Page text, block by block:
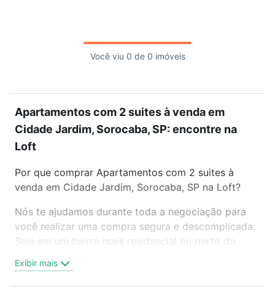
Você viu 0 de 0 imóveis
Apartamentos com 2 suites à venda em
Cidade Jardim, Sorocaba, SP: encontre na
Loft
Por que comprar Apartamentos com 2 suites à
venda em Cidade Jardim, Sorocaba, SP na Loft?
Nós te ajudamos durante toda a negociação para
você realizar uma compra segura e descomplicada.
Seja em um bairro mais residencial ou perto do
oferta ideal de Apartamentos com 2 suites à venda
em Cidade Jardim, Sorocaba, SP para conquistar
Exibir mais